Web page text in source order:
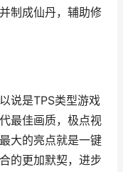
制成仙丹，辅助修
说是TPS类型游戏
最佳画质，极点视
大的亮点就是一键
的更加默契，进步